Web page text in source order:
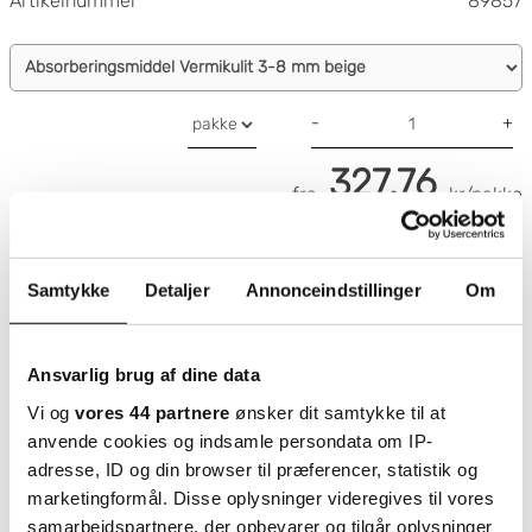
Samtykke Detaljer Annonceindstillinger Om
Ansvarlig brug af dine data
Vi og vores 44 partnere ønsker dit samtykke til at
anvende cookies og indsamle persondata om IP-
adresse, ID og din browser til præferencer, statistik og
marketingformål. Disse oplysninger videregives til vores
samarbejdspartnere, der opbevarer og tilgår oplysninger
Klasse A1 ikke-brændbar i henhold til DIN 4102
Varmeledningsevne beregnet værdi 0,07 W/mK
K 4 grit (0-8 mm)
Rumdensitet på ca. 75-80 kg/m
1-1,5 % fugt efter ekspansion
- +
fra 327.76 kr/pakke